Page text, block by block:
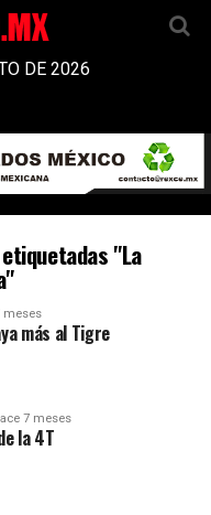
DE 2026
"La
meses
más al Tigre
7 meses
la 4T